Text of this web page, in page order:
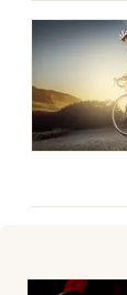
Sports
Sorties
Strasbourg
Toulouse
Toutes les